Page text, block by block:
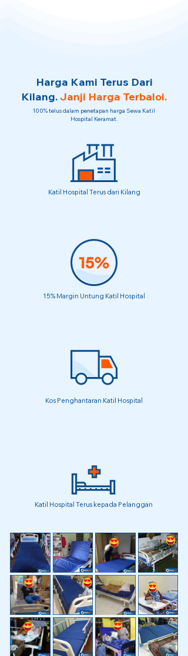
Harga Kami Terus Dari
Kilang.Janji Harga Terbaloi.
100% telus dalam penetapan harga Sewa Katil
Hospital Keramat.
Katil Hospital Terus dari Kilang
15% Margin Untung Katil Hospital
Kos Penghantaran Katil Hospital
Katil Hospital Terus kepada Pelanggan